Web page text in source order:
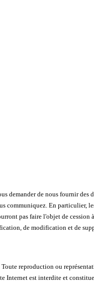
demander de nous fournir des
communiquez. En particulier,
pas faire l'objet de
de modification et de
reproduction ou
Internet est interdite et